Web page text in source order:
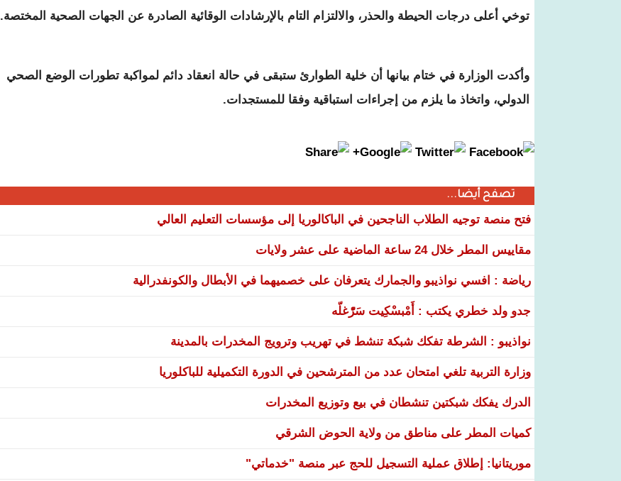
توخي أعلى درجات الحيطة والحذر، والالتزام التام بالإرشادات الوقائية الصادرة عن الجهات الصحية المختصة.
وأكدت الوزارة في ختام بيانها أن خلية الطوارئ ستبقى في حالة انعقاد دائم لمواكبة تطورات الوضع الصحي
الدولي، واتخاذ ما يلزم من إجراءات استباقية وفقا للمستجدات.
تصفح أيضا...
فتح منصة توجيه الطلاب الناجحين في الباكالوريا إلى مؤسسات التعليم العالي
مقاييس المطر خلال 24 ساعة الماضية على عشر ولايات
رياضة : افسي نواذيبو والجمارك يتعرفان على خصميهما في الأبطال والكونفدرالية
جدو ولد خطري يكتب : أَمْبسْكِيت سَرّْغلّه
نواذيبو : الشرطة تفكك شبكة تنشط في تهريب وترويج المخدرات بالمدينة
وزارة التربية تلغي امتحان عدد من المترشحين في الدورة التكميلية للباكلوريا
الدرك يفكك شبكتين تنشطان في بيع وتوزيع المخدرات
كميات المطر على مناطق من ولاية الحوض الشرقي
موريتانيا: إطلاق عملية التسجيل للحج عبر منصة "خدماتي"